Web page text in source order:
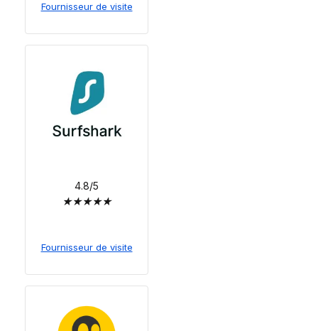
Fournisseur de visite
4.8/5
★★★★★
Fournisseur de visite